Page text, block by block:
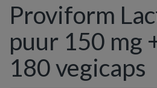
Proviform
puur 150 mg
180 vegicaps